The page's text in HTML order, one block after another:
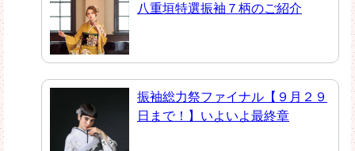
八重垣特選振袖７柄のご紹介
振袖総力祭ファイナル【９月２９
日まで！】いよいよ最終章